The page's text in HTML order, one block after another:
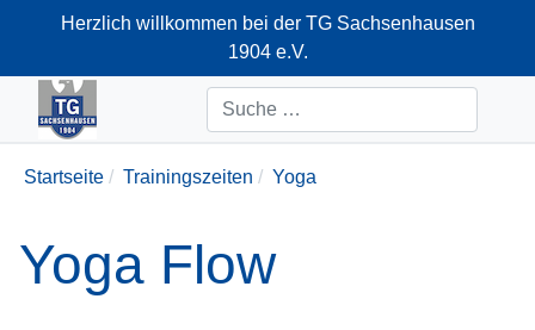
Herzlich willkommen bei der TG Sachsenhausen
1904 e.V.
+49-69-66374712
Suchen
Startseite Trainingszeiten Yoga
Yoga Flow